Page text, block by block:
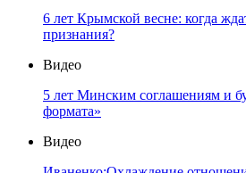
6 лет Крымской весне: когда
признания?
Видео
5 лет Минским соглашениям и
формата»
Видео